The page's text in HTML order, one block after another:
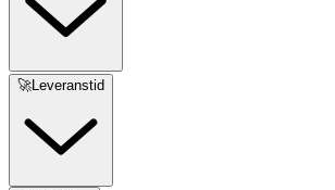
🚀Leveranstid